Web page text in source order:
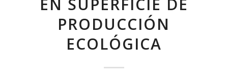
EN SUPERFICIE DE
PRODUCCIÓN
ECOLÓGICA